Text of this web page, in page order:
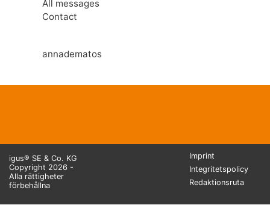
All messages
Contact
annadematos
igus® SE & Co. KG
Copyright 2026 -
Alla rättigheter
förbehållna
Imprint
Integritetspolicy
Redaktionsruta